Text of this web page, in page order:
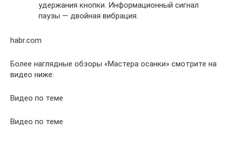
удержания кнопки. Информационный сигнал
паузы — двойная вибрация.
habr.com
Более наглядные обзоры «Мастера осанки» смотрите на
видео ниже:
Видео по теме
Видео по теме